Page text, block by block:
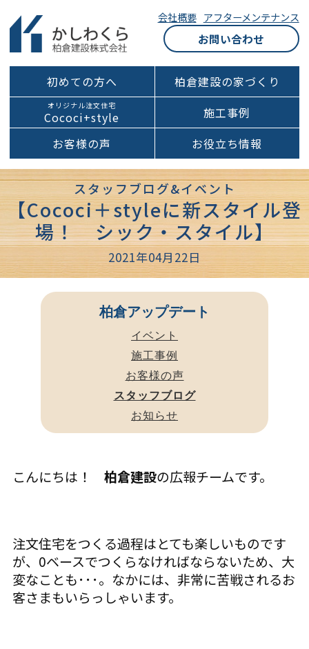
会社概要 アフターメンテナンス
お問い合わせ
初めての方へ 柏倉建設の家づくり
オリジナル注文住宅
Cococi+style
施工事例
お客様の声
お役立ち情報
スタッフブログ&イベント
【Cococi＋styleに新スタイル登
場！ シック・スタイル】
2021年04月22日
こんにちは！ 柏倉建設の広報チームです。
注文住宅をつくる過程はとても楽しいものです
が、0ベースでつくらなければならないため、大
変なことも･･･。なかには、非常に苦戦されるお
客さまもいらっしゃいます。
柏倉アップデート
イベント
施工事例
お客様の声
スタッフブログ
お知らせ